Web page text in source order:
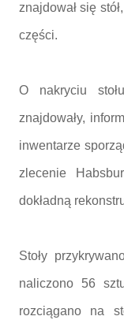
znajdował się
części.
O nakryciu
znajdowały,
inwentarze
zlecenie
dokładną
Stoły
naliczono 56
rozciągano na